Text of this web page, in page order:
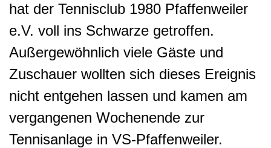
hat der Tennisclub 1980 Pfaffenweiler
e.V. voll ins Schwarze getroffen.
Außergewöhnlich viele Gäste und
Zuschauer wollten sich dieses Ereignis
nicht entgehen lassen und kamen am
vergangenen Wochenende zur
Tennisanlage in VS-Pfaffenweiler.